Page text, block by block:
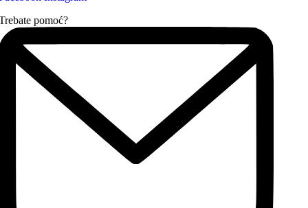
pomoć?